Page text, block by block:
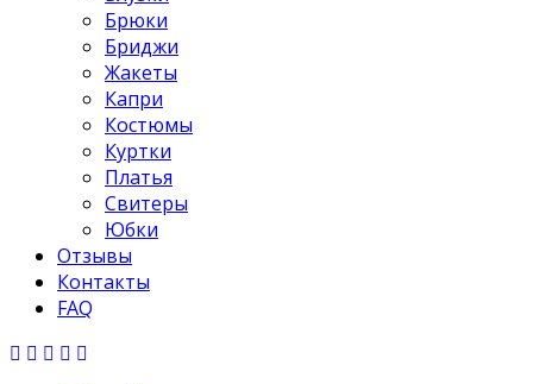
Брюки
Бриджи
Жакеты
Капри
Костюмы
Куртки
Платья
Свитеры
Юбки
Отзывы
Контакты
FAQ